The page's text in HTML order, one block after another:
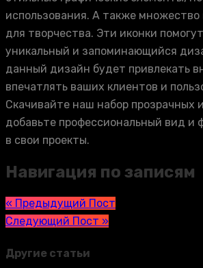
использования. А также
для творчества. Эти иконки
уникальный и запоминающийся
данный дизайн будет привлекать
впечатлять ваших клиентов и
Скачивайте наш набор прозрачных
добавьте профессиональный вид и
в свои проекты.
Навигация по записям
« Предыдущий Пост
Следующий Пост »
Другие статьи